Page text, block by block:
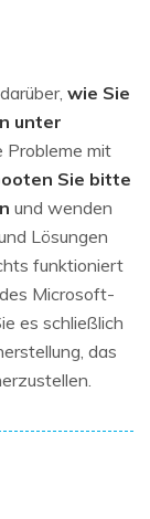
wie Sie
unter
Probleme mit
Sie bitte
und wenden
Lösungen
funktioniert
Microsoft-
es schließlich
das